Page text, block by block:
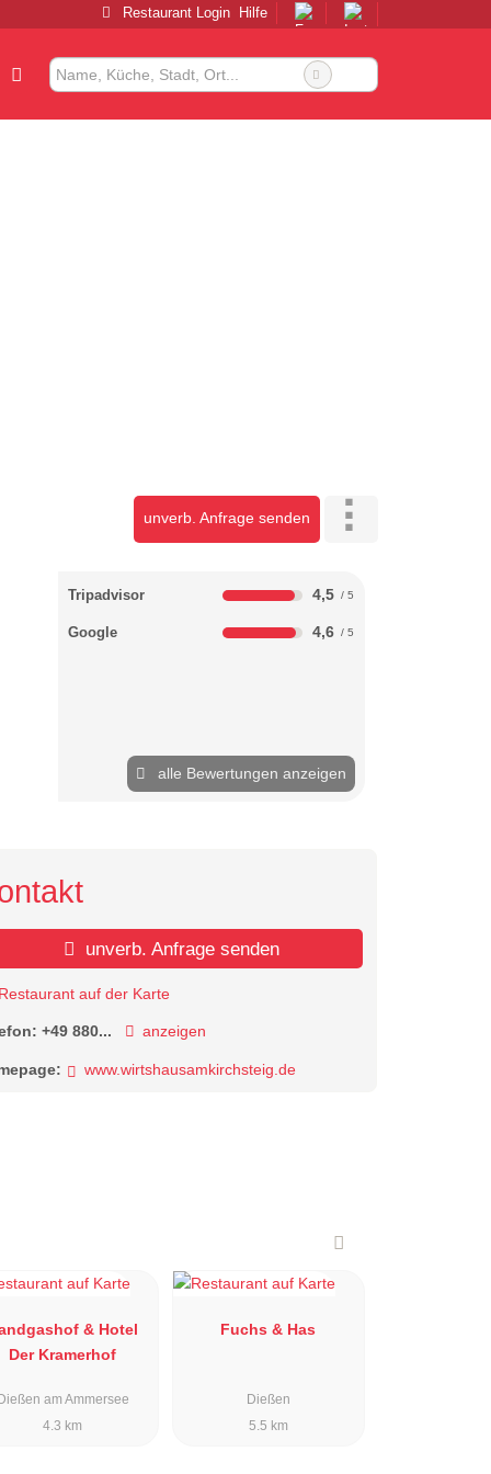
Restaurant Login Hilfe
unverb. Anfrage senden
Tripadvisor 4,5
Google 4,6
alle Bewertungen anzeigen
unverb. Anfrage senden
Restaurant auf der Karte
+49 880... anzeigen
www.wirtshausamkirchsteig.de
& Hotel
Der Kramerhof
am Ammersee
4.3 km
Fuchs & Has
Dießen
5.5 km